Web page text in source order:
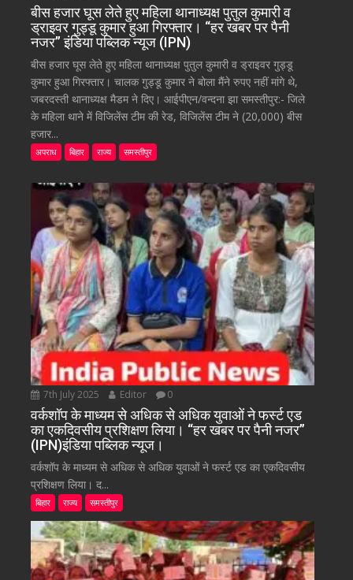
बीस हजार घूस लेते हुए महिला थानाध्यक्ष पुतुल कुमारी व
ड्राइवर गुड्डू कुमार हुआ गिरफ्तार। “हर खबर पर पैनी
नजर” इंडिया पब्लिक न्यूज (IPN)
बीस हजार घूस लेते हुए महिला थानाध्यक्ष पुतुल कुमारी व ड्राइवर गुड्डू
कुमार हुआ गिरफ्तार। चालक गुड्डू कुमार ने बोला मैंने रुपए नहीं मांगे थे,
जबरदस्ती थानाध्यक्ष मैडम ने दिए। आईपीएन/वन्दना झा समस्तीपुर:- जिले
के महिला थाने में विजिलेंस टीम की रेड, विजिलेंस टीम ने (20,000) बीस
हजार...
अपराध बिहार राज्य समस्तीपुर
7th July 2025 Editor 0
वर्कशॉप के माध्यम से अधिक से अधिक युवाओं ने फर्स्ट एड
का एकदिवसीय प्रशिक्षण लिया। “हर खबर पर पैनी नजर”
(IPN)इंडिया पब्लिक न्यूज।
वर्कशॉप के माध्यम से अधिक से अधिक युवाओं ने फर्स्ट एड का एकदिवसीय
प्रशिक्षण लिया। द...
बिहार राज्य समस्तीपुर